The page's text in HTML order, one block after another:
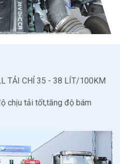
TẢI CHỈ 35 - 38 LÍT/100KM
chịu tải tốt,tăng độ bám